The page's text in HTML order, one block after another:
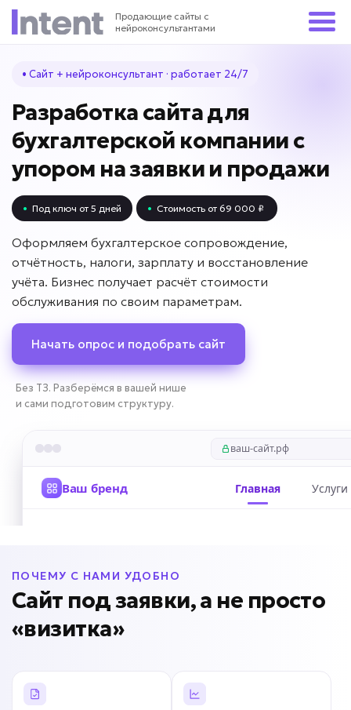
Продающие сайты с
нейроконсультантами
• Сайт + нейроконсультант · работает 24/7
Разработка сайта для
бухгалтерской компании с
упором на заявки и продажи
• Под ключ от 5 дней • Стоимость от 69 000 ₽
Оформляем бухгалтерское сопровождение,
отчётность, налоги, зарплату и восстановление
учёта. Бизнес получает расчёт стоимости
обслуживания по своим параметрам.
Начать опрос и подобрать сайт
Без ТЗ. Разберёмся в вашей нише
и сами подготовим структуру.
ПОЧЕМУ С НАМИ УДОБНО
Сайт под заявки, а не просто
«визитка»